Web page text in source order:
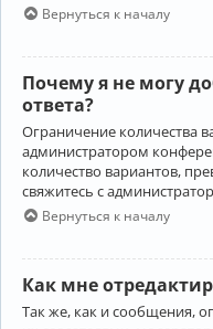
Вернуться к началу
Почему я не могу
ответа?
Ограничение количества
администратором
количество вариантов,
свяжитесь с
Вернуться к началу
Как мне
Так же, как и сообщения,